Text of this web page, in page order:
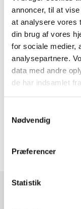
annoncer, til at
at analysere vores
din brug af vores
for sociale medier,
analysepartnere.
data med andre
de har indsamlet
Nødvendig
Præferencer
Statistik
Island
Wasted
more..